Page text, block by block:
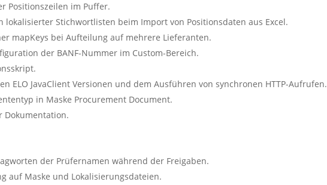
Positionszeilen im Puffer.
lokalisierter Stichwortlisten beim Import von Positionsdaten aus Excel.
mapKeys bei Aufteilung auf mehrere Lieferanten.
der BANF-Nummer im Custom-Bereich.
ELO JavaClient Versionen und dem Ausführen von synchronen HTTP-Aufrufen.
in Maske Procurement Document.
Dokumentation.
der Prüfernamen während der Freigaben.
auf Maske und Lokalisierungsdateien.